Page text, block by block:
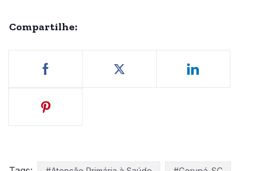
Compartilhe: